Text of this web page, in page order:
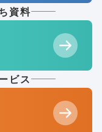
資料
ビス